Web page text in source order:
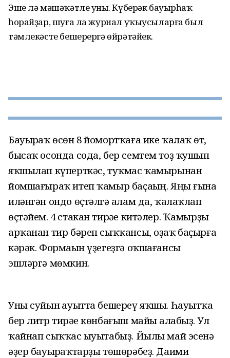
Эше лә мәшәҡәтле уның. Күберәк бауырһаҡ
һорайҙар, шуға ла журнал уҡыусыларға был
тәмлекәсте бешерергә өйрәтәйек.
Бауырһаҡ өсөн 8 йомортҡаға ике ҡалаҡ һөт,
бысаҡ осонда сода, бер семтем тоҙ ҡушып
яҡшылап күперткәс, туҡмас ҡамырынан
йомшағыраҡ итеп ҡамыр баҫаһың. Яңы ғына
иләнгән ондо өҫтәлгә һалам да, ҡалаҡлап
өҫтәйем. 4 стакан тирәһе китәлер. Ҡамырҙы
арҡанан тир бәреп сыҡҡансы, оҙаҡ баҫырға
кәрәк. Формаһын үҙегеҙгә оҡшағансы
эшләргә мөмкин.
Уны суйын һауытта бешереү яҡшы. Һауытҡа
бер литр тирәһе көнбағыш майы һалабыҙ. Ул
ҡайнап сыҡҡас һыуытабыҙ. Йылы май эсенә
әҙер бауырһаҡтарҙы төшөрәбеҙ. Даими